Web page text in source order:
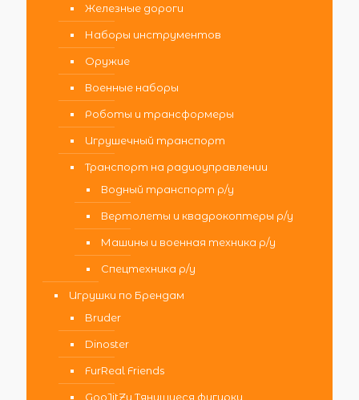
Железные дороги
Наборы инструментов
Оружие
Военные наборы
Роботы и трансформеры
Игрушечный транспорт
Транспорт на радиоуправлении
Водный транспорт р/у
Вертолеты и квадрокоптеры р/у
Машины и военная техника р/у
Спецтехника р/у
Игрушки по Брендам
Bruder
Dinoster
FurReal Friends
GooJitZu Тянущиеся фигурки